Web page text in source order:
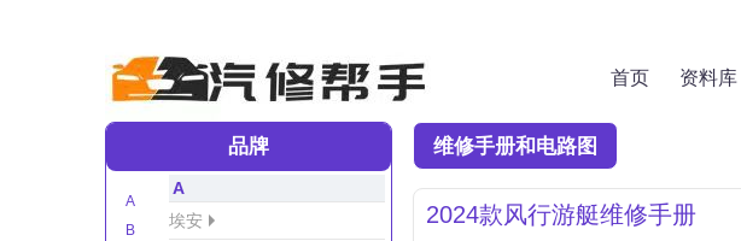
首页 资料库
品牌
A
B
A
埃安
维修手册和电路图
2024款风行游艇维修手册